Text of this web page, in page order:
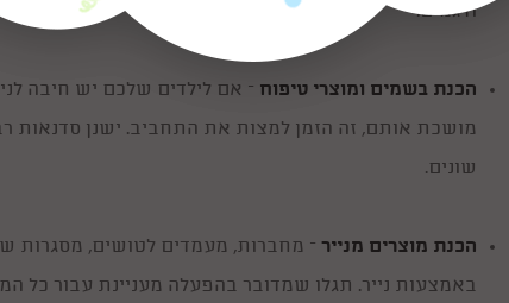
ודגמים.
הכנת בשמים ומוצרי טיפוח – אם לילדים שלכם יש חיבה
מושכת אותם, זה הזמן למצות את התחביב. ישנן סדנאות
שונים.
הכנת מוצרים מנייר – מחברות, מעמדים לטושים, מסגרות של
באמצעות נייר. תגלו שמדובר בהפעלה מעניינת עבור